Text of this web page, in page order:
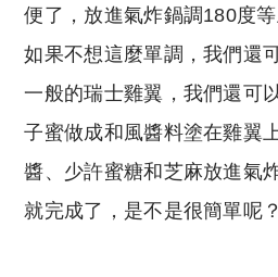
便了，放進氣炸鍋調180度等
如果不想這麼單調，我們還
一般的瑞士雞翼，我們還可
子蜜做成和風醬料塗在雞翼
醬、少許蜜糖和芝麻放進氣
就完成了，是不是很簡單呢？